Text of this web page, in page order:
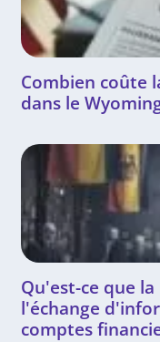
Combien coûte
dans le
Qu'est-ce que la
l'échange
comptes